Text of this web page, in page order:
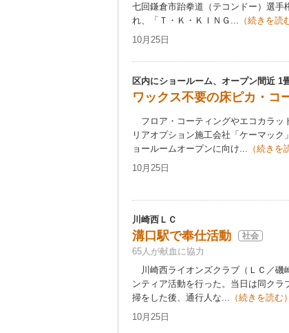
七回鎌倉市跆拳道（テコンドー）選手
れ、「Ｔ・Ｋ・ＫＩＮＧ... （続きを読
10月25日
区内にショールーム、オープン間近 1
ワックス不要の床ピカ・コ
フロア・コーティングやエコカラッ
リアオプション施工会社「ケーマッ
ョールームオープンに向け... （続きを
10月25日
川崎西ＬＣ
溝口駅で奉仕活動 社会
65人が献血に協力
川崎西ライオンズクラブ（ＬＣ／磯
ンティア活動を行った。当日は同ク
掃をした後、通行人な... （続きを読む）
10月25日